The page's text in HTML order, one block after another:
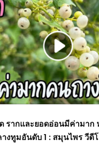
รากและยอดอ่อนมีค่ามาก
ทูมอันดับ 1 : สมุนไพร วีดี